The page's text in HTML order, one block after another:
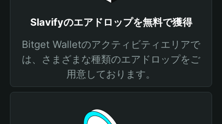
Slavifyのエアドロップを無料で獲得
Bitget Walletのアクティビティエリアで
は、さまざまな種類のエアドロップをご
用意しております。